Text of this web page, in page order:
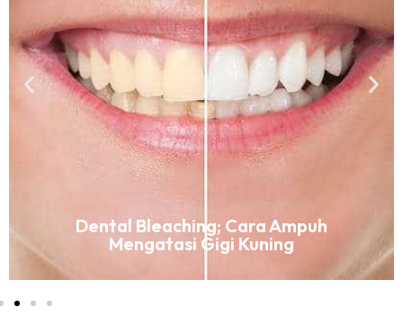
Dental Bleaching; Cara Ampuh
Mengatasi Gigi Kuning